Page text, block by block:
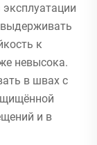
к
невысока.
в швах с
и в